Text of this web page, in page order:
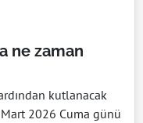
ne zaman
kutlanacak
Mart 2026 Cuma günü